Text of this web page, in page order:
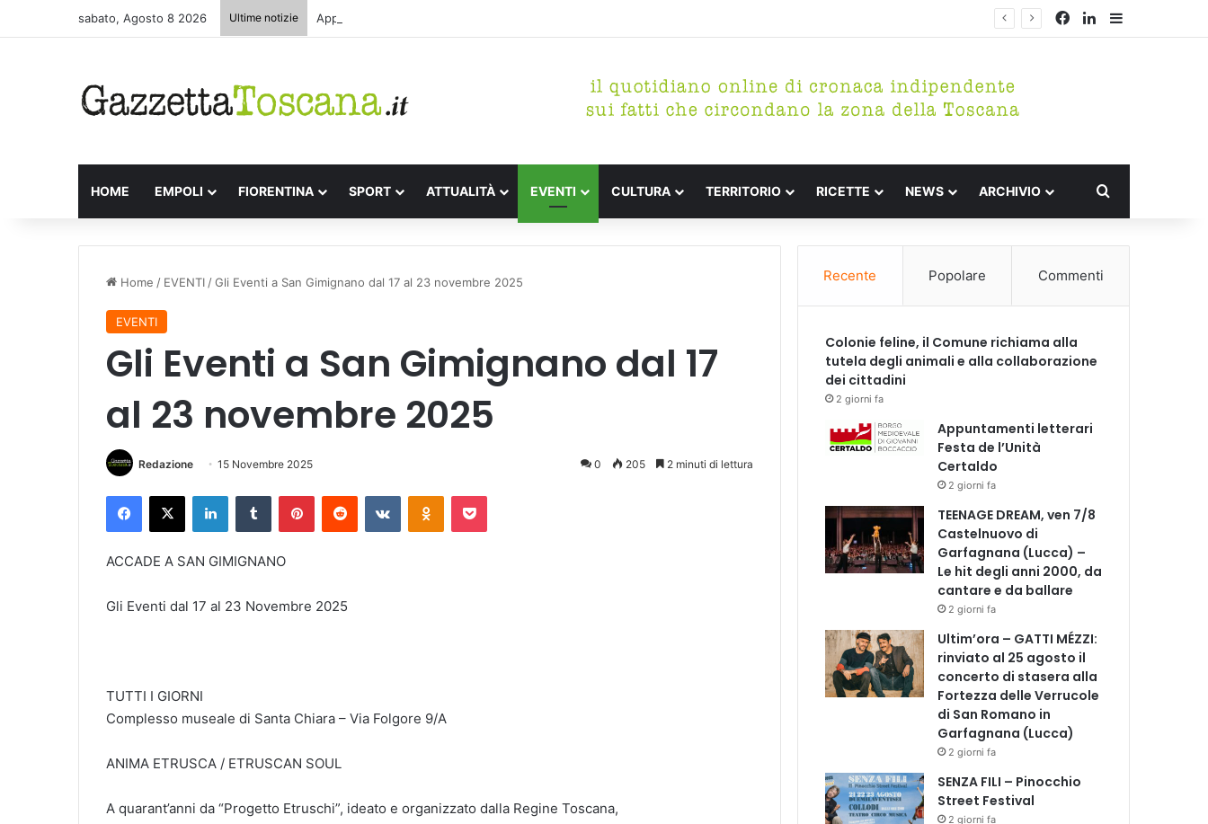
sabato, Agosto 8 2026 Ultime notizie Appuntamenti letterari Festa de l’Unità Certaldo Facebook
LinkedIn
HOME EMPOLI FIORENTINA SPORT ATTUALITÀ EVENTI CULTURA TERRITORIO RICETTE NEWS ARCHIVIO
Home / EVENTI /Gli Eventi a San Gimignano dal 17 al 23 novembre 2025
EVENTI
Gli Eventi a San Gimignano dal 17
al 23 novembre 2025
Redazione 15 Novembre 2025 0 205 2 minuti di lettura
ACCADE A SAN GIMIGNANO
Gli Eventi dal 17 al 23 Novembre 2025
TUTTI I GIORNI
Complesso museale di Santa Chiara – Via Folgore 9/A
ANIMA ETRUSCA / ETRUSCAN SOUL
A quarant’anni da “Progetto Etruschi”, ideato e organizzato dalla Regine Toscana,
Recente Popolare Commenti
Colonie feline, il Comune richiama alla
tutela degli animali e alla collaborazione
dei cittadini
2 giorni fa
Appuntamenti letterari
Festa de l’Unità
Certaldo
2 giorni fa
TEENAGE DREAM, ven 7/8
Castelnuovo di
Garfagnana (Lucca) –
Le hit degli anni 2000, da
cantare e da ballare
2 giorni fa
Ultim’ora – GATTI MÉZZI:
rinviato al 25 agosto il
concerto di stasera alla
Fortezza delle Verrucole
di San Romano in
Garfagnana (Lucca)
2 giorni fa
SENZA FILI – Pinocchio
Street Festival
2 giorni fa